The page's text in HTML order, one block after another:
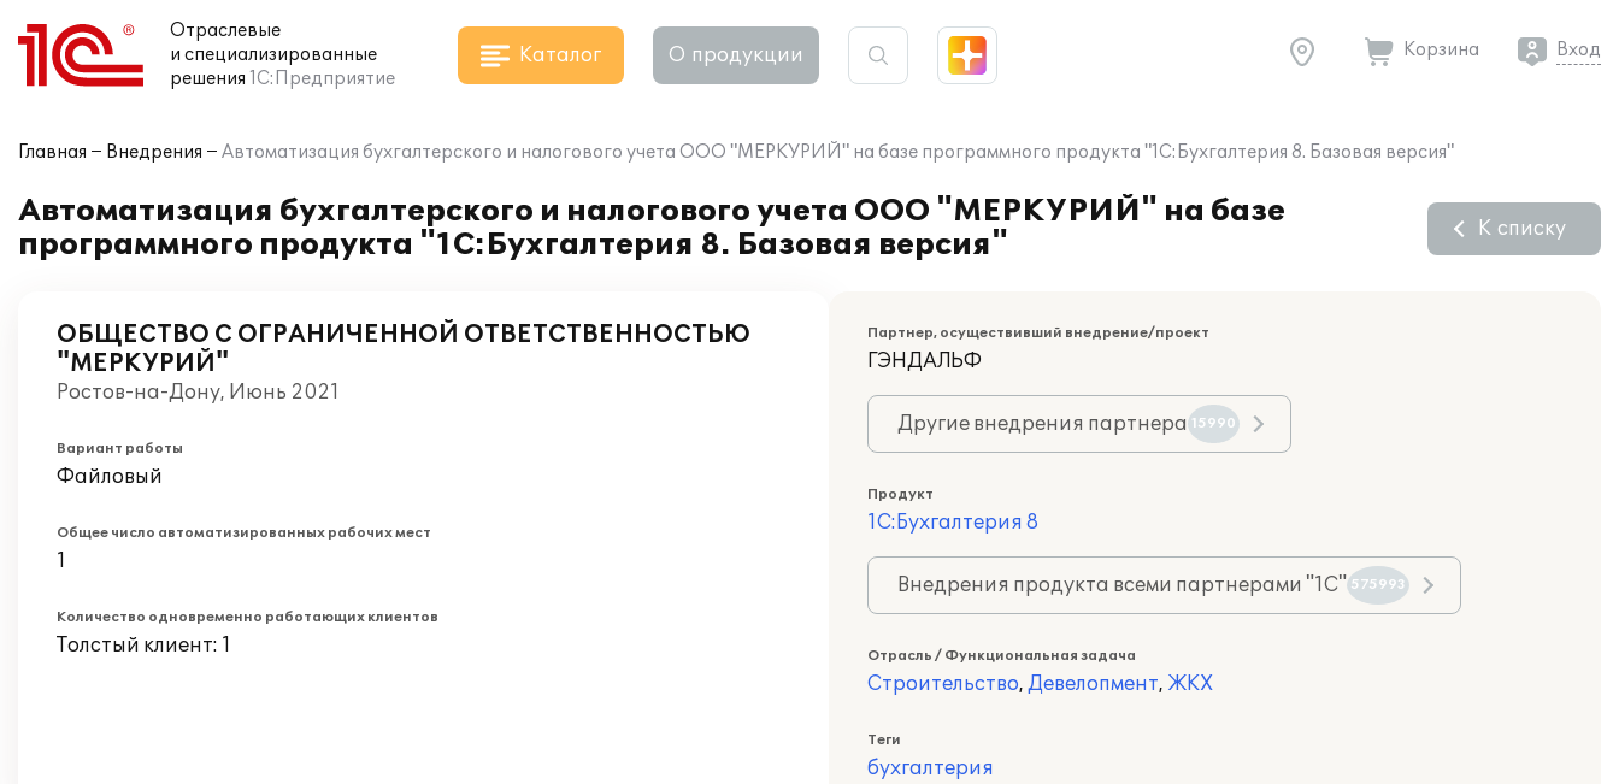
Отраслевые
и специализированные
решения 1С:Предприятие
Каталог О продукции Корзина Вход
Главная Внедрения Автоматизация бухгалтерского и налогового учета ООО "МЕРКУРИЙ" на базе программного продукта "1С:Бухгалтерия 8. Базовая версия"
Автоматизация бухгалтерского и налогового учета ООО "МЕРКУРИЙ" на базе
программного продукта "1С:Бухгалтерия 8. Базовая версия"
К списку
ОБЩЕСТВО С ОГРАНИЧЕННОЙ ОТВЕТСТВЕННОСТЬЮ
"МЕРКУРИЙ"
Ростов-на-Дону, Июнь 2021
Вариант работы
Файловый
Общее число автоматизированных рабочих мест
1
Количество одновременно работающих клиентов
Толстый клиент: 1
Партнер, осуществивший внедрение/проект
ГЭНДАЛЬФ
Другие внедрения партнера 15990
Продукт
1С:Бухгалтерия 8
Внедрения продукта всеми партнерами "1С" 575993
Отрасль / Функциональная задача
Строительство, Девелопмент, ЖКХ
Теги
бухгалтерия